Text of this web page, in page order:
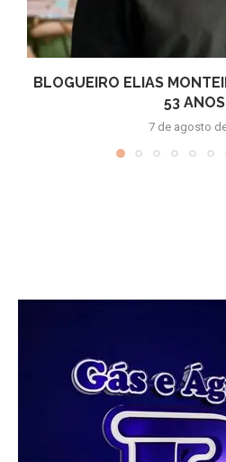
BLOGUEIRO ELIAS
53
7 de agosto